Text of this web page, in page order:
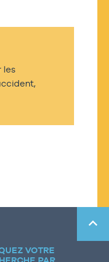
les
VOTRE
PAR